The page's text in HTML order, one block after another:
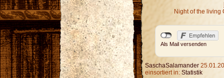
Night of the living
Als Mail versenden
SaschaSalamander
einsortiert in: Statistik